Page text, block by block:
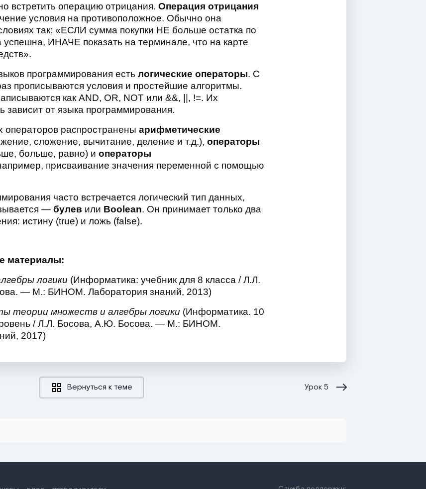
встретить операцию отрицания. Операция отрицания
условия на противоположное. Обычно она
так: «ЕСЛИ сумма покупки НЕ больше остатка по
успешна, ИНАЧЕ показать на терминале, что на карте
программирования есть логические операторы. С
прописываются условия и простейшие алгоритмы.
как AND, OR, NOT или &&, ||, !=. Их
зависит от языка программирования.
операторов распространены арифметические
сложение, вычитание, деление и т.д.), операторы
больше, равно) и операторы
присваивание значения переменной с помощью
часто встречается логический тип данных,
— булев или Boolean. Он принимает только два
истину (true) и ложь (false).
материалы:
логики (Информатика: учебник для 8 класса / Л.Л.
— М.: БИНОМ. Лаборатория знаний, 2013)
теории множеств и алгебры логики (Информатика. 10
/ Л.Л. Босова, А.Ю. Босова. — М.: БИНОМ.
2017)
Вернуться к теме Урок5